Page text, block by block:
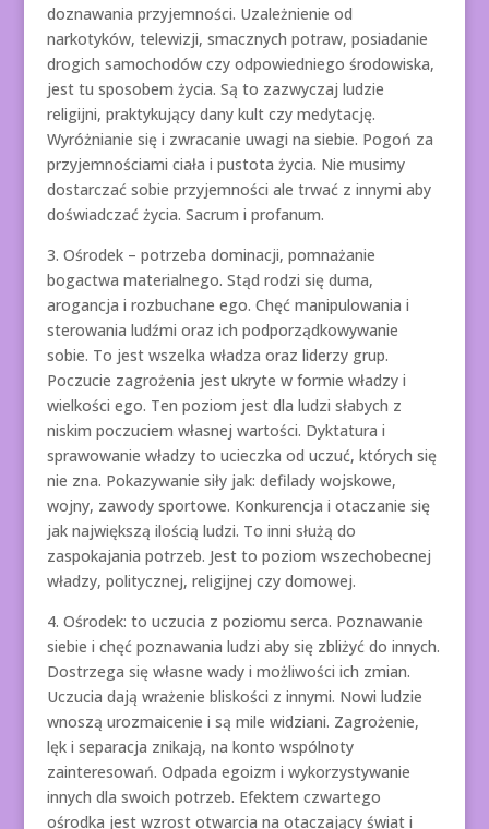
doznawania przyjemności. Uzależnienie od
narkotyków, telewizji, smacznych potraw, posiadanie
drogich samochodów czy odpowiedniego środowiska,
jest tu sposobem życia. Są to zazwyczaj ludzie
religijni, praktykujący dany kult czy medytację.
Wyróżnianie się i zwracanie uwagi na siebie. Pogoń za
przyjemnościami ciała i pustota życia. Nie musimy
dostarczać sobie przyjemności ale trwać z innymi aby
doświadczać życia. Sacrum i profanum.
3. Ośrodek – potrzeba dominacji, pomnażanie
bogactwa materialnego. Stąd rodzi się duma,
arogancja i rozbuchane ego. Chęć manipulowania i
sterowania ludźmi oraz ich podporządkowywanie
sobie. To jest wszelka władza oraz liderzy grup.
Poczucie zagrożenia jest ukryte w formie władzy i
wielkości ego. Ten poziom jest dla ludzi słabych z
niskim poczuciem własnej wartości. Dyktatura i
sprawowanie władzy to ucieczka od uczuć, których się
nie zna. Pokazywanie siły jak: defilady wojskowe,
wojny, zawody sportowe. Konkurencja i otaczanie się
jak największą ilością ludzi. To inni służą do
zaspokajania potrzeb. Jest to poziom wszechobecnej
władzy, politycznej, religijnej czy domowej.
4. Ośrodek: to uczucia z poziomu serca. Poznawanie
siebie i chęć poznawania ludzi aby się zbliżyć do innych.
Dostrzega się własne wady i możliwości ich zmian.
Uczucia dają wrażenie bliskości z innymi. Nowi ludzie
wnoszą urozmaicenie i są mile widziani. Zagrożenie,
lęk i separacja znikają, na konto wspólnoty
zainteresowań. Odpada egoizm i wykorzystywanie
innych dla swoich potrzeb. Efektem czwartego
ośrodka jest wzrost otwarcia na otaczający świat i